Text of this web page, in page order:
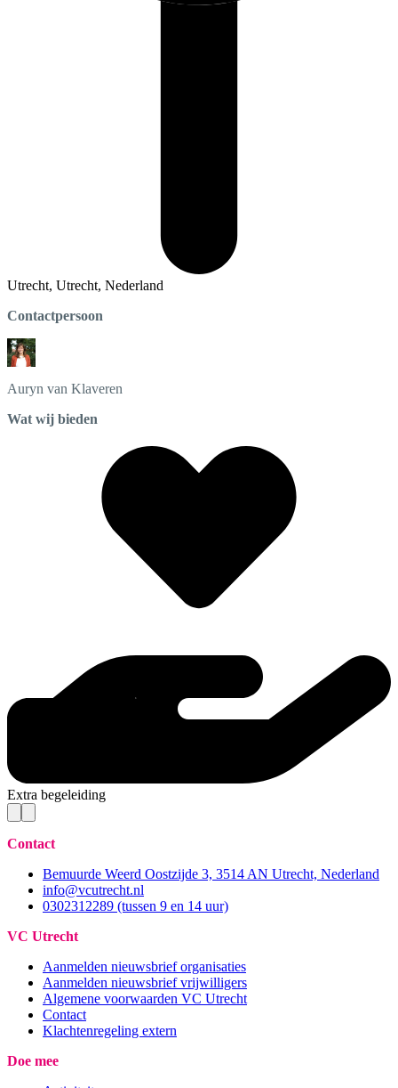
Utrecht, Utrecht, Nederland
Contactpersoon
Auryn van Klaveren
Wat wij bieden
Extra begeleiding
Contact
Bemuurde Weerd Oostzijde 3, 3514 AN Utrecht, Nederland
info@vcutrecht.nl
0302312289 (tussen 9 en 14 uur)
VC Utrecht
Aanmelden nieuwsbrief organisaties
Aanmelden nieuwsbrief vrijwilligers
Algemene voorwaarden VC Utrecht
Contact
Klachtenregeling extern
Doe mee